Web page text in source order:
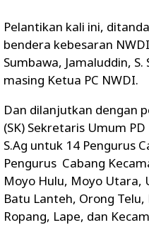
Pelantikan kali ini,
bendera kebesaran
Sumbawa, Jamaluddin,
masing Ketua PC NWDI.
Dan dilanjutkan dengan
(SK) Sekretaris Umum
S.Ag untuk 14 Pengurus
Pengurus Cabang
Moyo Hulu, Moyo Utara,
Batu Lanteh, Orong
Ropang, Lape, dan